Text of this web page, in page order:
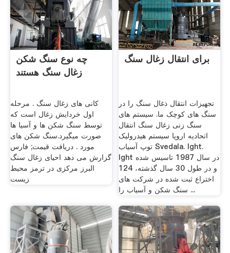
چه نوع سنگ شکن
زغال سنگ هستند
کانی های زغال سنگ . مرحله
اول خردایش زغال است که
توسط سنگ شکن ها و آسیا ها
صورت میگیرد.سنگ شکن های
مورد . دریافت قیمت; فارس
گزارش می دهد احیای زغال سنگ
البرز مرکزی در ترمز محیط
زیست
برای انتقال زغال سنگ
تجهیزات انتقال ذغال سنگ را در
سنگ های کوچک ما. سیستم های
سنگ زنی زغال سنگ انتقال
اتحادیه اروپا سیستم هیدرولیک
توپ آسیاب Svedala. lght.
lght در سال 1987 تاسیس شده
و در طول 30 سال گذشته، 124
اختراع ثبت شده در شركت های
سنگ شكن و آسیاب را ...